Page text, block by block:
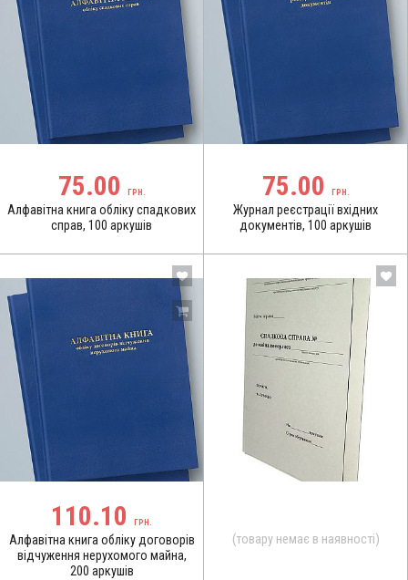
75.00 ГРН.
Алфавітна книга обліку спадкових
справ, 100 аркушів
75.00 ГРН.
Журнал реєстрації вхідних
документів, 100 аркушів
110.10 ГРН.
Алфавітна книга обліку договорів
відчуження нерухомого майна,
200 аркушів
(товару немає в наявності)